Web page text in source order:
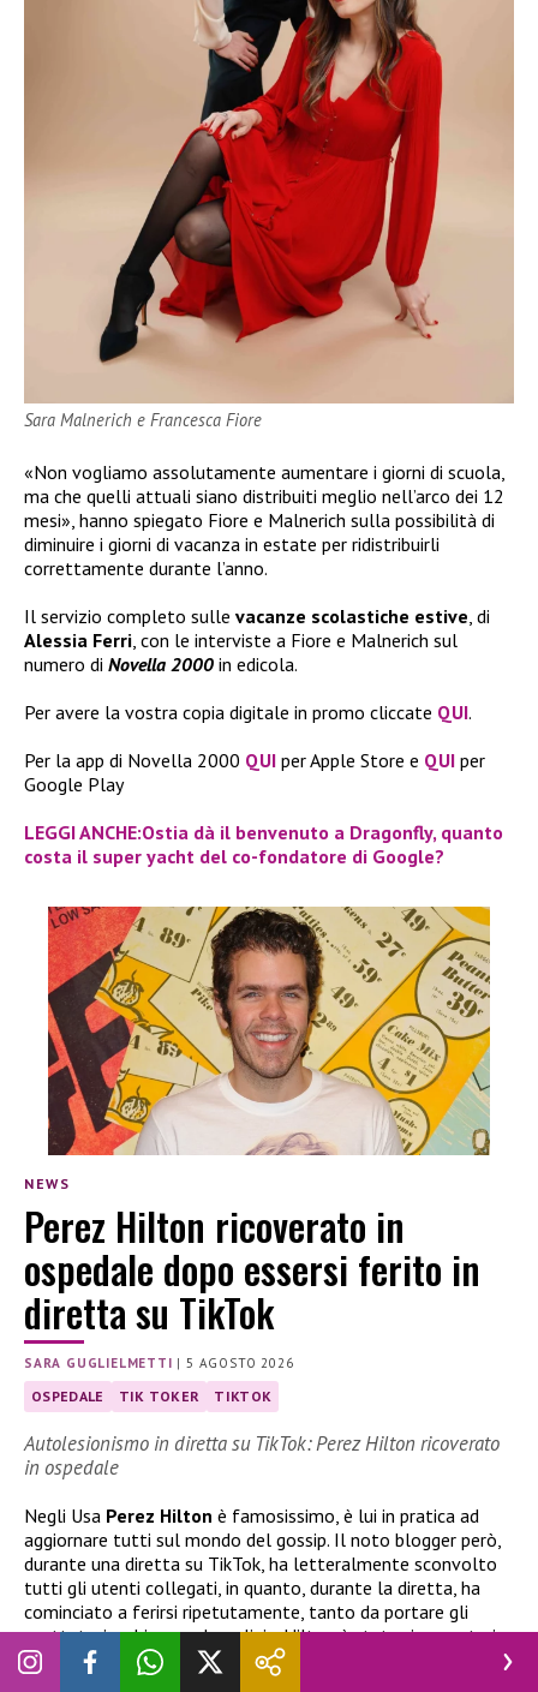
Sara Malnerich e Francesca Fiore
«Non vogliamo assolutamente aumentare i giorni di scuola,
ma che quelli attuali siano distribuiti meglio nell’arco dei 12
mesi», hanno spiegato Fiore e Malnerich sulla possibilità di
diminuire i giorni di vacanza in estate per ridistribuirli
correttamente durante l’anno.
Il servizio completo sulle vacanze scolastiche estive, di
Alessia Ferri, con le interviste a Fiore e Malnerich sul
numero di Novella 2000 in edicola.
Per avere la vostra copia digitale in promo cliccate QUI.
Per la app di Novella 2000 QUI per Apple Store e QUI per
Google Play
LEGGI ANCHE:Ostia dà il benvenuto a Dragonfly, quanto
costa il super yacht del co-fondatore di Google?
NEWS
Perez Hilton ricoverato in
ospedale dopo essersi ferito in
diretta su TikTok
SARA GUGLIELMETTI | 5 AGOSTO 2026
OSPEDALE TIK TOKER TIKTOK
Autolesionismo in diretta su TikTok: Perez Hilton ricoverato
in ospedale
Negli Usa Perez Hilton è famosissimo, è lui in pratica ad
aggiornare tutti sul mondo del gossip. Il noto blogger però,
durante una diretta su TikTok, ha letteralmente sconvolto
tutti gli utenti collegati, in quanto, durante la diretta, ha
cominciato a ferirsi ripetutamente, tanto da portare gli
spettatori a chiamare la polizia. Hilton è stato ricoverato in
ospedale. Ma vediamo esattamente che cosa è successo.